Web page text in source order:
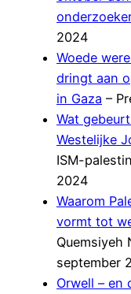
2024
Woede
dringt aan
in Gaza –
Wat
Westelijke
ISM-
2024
Waarom
vormt tot
Quemsiyeh
september
Orwell – en